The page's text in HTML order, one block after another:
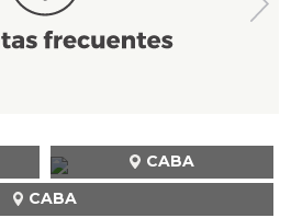
CABA
CABA